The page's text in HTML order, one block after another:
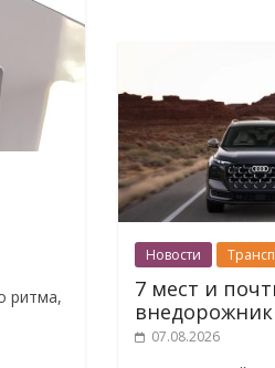
ритма,
Новости
7 мест и
внедорожник
07.08.2026